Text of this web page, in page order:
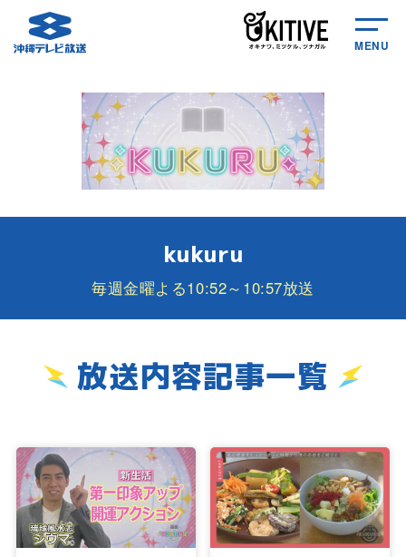
MENU
kukuru
毎週金曜よる10:52～10:57放送
放送内容記事一覧